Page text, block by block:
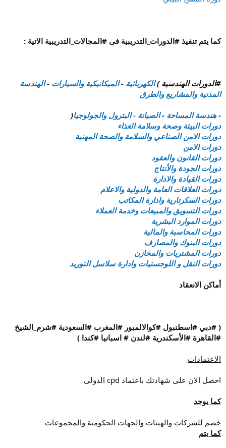
كما يتم تنفيذ #الدورات_التدريبية فى #المجالات_التدريبية الاتية :
#الدورات الهندسية )الكهربائية -الميكانيكية والسيارات -الهندسة
المدنية والمشاريع والطرق
- هندسة المساحة -الصيانة -البترول والجولوجيا(
دورات البيئة وصحة وسلامة الغذاء
دورات الامن الصناعي والسلامة والصحة المهنية
دورات الامن
دورات القانون والعقود
دورات الجودة والأنتاج
دورات القيادة والادارة
دورات العلاقات العامة والدولية والاعلام
دورات السكرتارية وادارة المكاتب
دورات التسويق والمبيعات وخدمة العملاء
دورات الموارد البشرية
دورات المحاسبة والمالية
دورات البنوك والمصارف
دورات المشتريات والمخازن
دورات النقل و اللوجستيات وادارة سلاسل التوريد
أماكن الانعقاد
( #دبي #اسطنبول #كوالالمبور #المغرب #السعودية #شرم_الشيخ
#القاهرة #الأسكندرية #لندن # اسبانيا #كندا )
الاعتمادات
احصل الان على شهادتك باعتماد cpd الدولى
كما يوجد
خصم للشركات والهيئات والجهات الحكومية والمجموعات
كما يتم